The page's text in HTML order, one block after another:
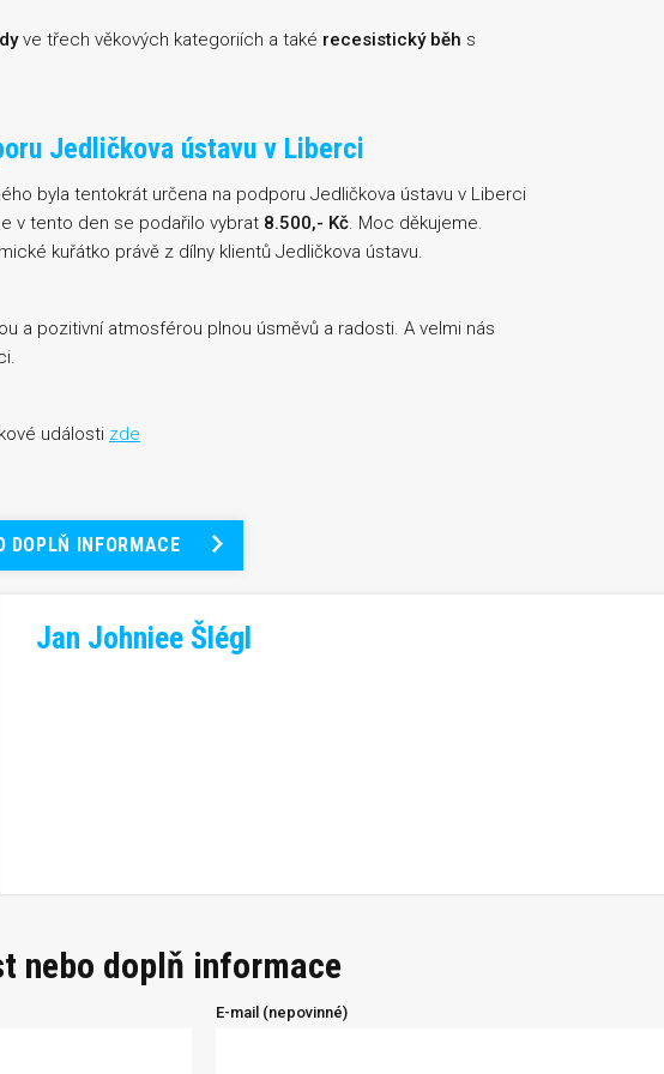
ve třech věkových kategoriích a také recesistický běh s
Jedličkova ústavu v Liberci
byla tentokrát určena na podporu Jedličkova ústavu v Liberci
v tento den se podařilo vybrat 8.500,- Kč. Moc děkujeme.
kuřátko právě z dílny klientů Jedličkova ústavu.
a pozitivní atmosférou plnou úsměvů a radosti. A velmi nás
události zde
DOPLŇ INFORMACE
Jan Johniee Šlégl
nebo doplň informace
E-mail (nepovinné)